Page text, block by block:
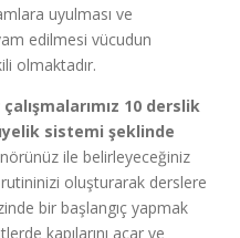
uyulması ve
edilmesi vücudun
olmaktadır.
10 derslik
sistemi şeklinde
ile belirleyeceğiniz
oluşturarak derslere
bir başlangıç yapmak
kapılarını açar ve